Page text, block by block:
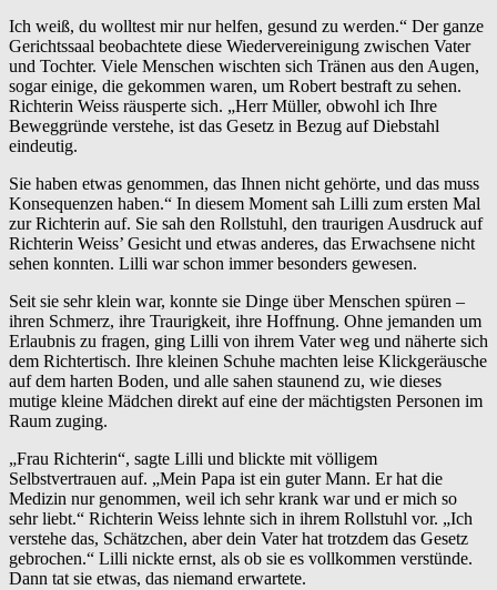
Ich weiß, du wolltest mir nur helfen, gesund zu werden.“ Der ganze
Gerichtssaal beobachtete diese Wiedervereinigung zwischen Vater
und Tochter. Viele Menschen wischten sich Tränen aus den Augen,
sogar einige, die gekommen waren, um Robert bestraft zu sehen.
Richterin Weiss räusperte sich. „Herr Müller, obwohl ich Ihre
Beweggründe verstehe, ist das Gesetz in Bezug auf Diebstahl
eindeutig.
Sie haben etwas genommen, das Ihnen nicht gehörte, und das muss
Konsequenzen haben.“ In diesem Moment sah Lilli zum ersten Mal
zur Richterin auf. Sie sah den Rollstuhl, den traurigen Ausdruck auf
Richterin Weiss’ Gesicht und etwas anderes, das Erwachsene nicht
sehen konnten. Lilli war schon immer besonders gewesen.
Seit sie sehr klein war, konnte sie Dinge über Menschen spüren –
ihren Schmerz, ihre Traurigkeit, ihre Hoffnung. Ohne jemanden um
Erlaubnis zu fragen, ging Lilli von ihrem Vater weg und näherte sich
dem Richtertisch. Ihre kleinen Schuhe machten leise Klickgeräusche
auf dem harten Boden, und alle sahen staunend zu, wie dieses
mutige kleine Mädchen direkt auf eine der mächtigsten Personen im
Raum zuging.
„Frau Richterin“, sagte Lilli und blickte mit völligem
Selbstvertrauen auf. „Mein Papa ist ein guter Mann. Er hat die
Medizin nur genommen, weil ich sehr krank war und er mich so
sehr liebt.“ Richterin Weiss lehnte sich in ihrem Rollstuhl vor. „Ich
verstehe das, Schätzchen, aber dein Vater hat trotzdem das Gesetz
gebrochen.“ Lilli nickte ernst, als ob sie es vollkommen verstünde.
Dann tat sie etwas, das niemand erwartete.